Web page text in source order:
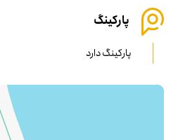
پارکینگ
پارکینگ دارد